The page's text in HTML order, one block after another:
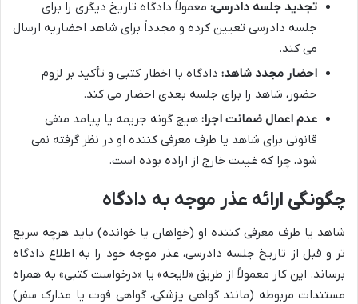
تجدید جلسه دادرسی: معمولاً دادگاه تاریخ دیگری را برای
جلسه دادرسی تعیین کرده و مجدداً برای شاهد احضاریه ارسال
می کند.
احضار مجدد شاهد: دادگاه با اخطار کتبی و تأکید بر لزوم
حضور، شاهد را برای جلسه بعدی احضار می کند.
عدم اعمال ضمانت اجرا: هیچ گونه جریمه یا پیامد منفی
قانونی برای شاهد یا طرف معرفی کننده او در نظر گرفته نمی
شود، چرا که غیبت خارج از اراده بوده است.
چگونگی ارائه عذر موجه به دادگاه
شاهد یا طرف معرفی کننده او (خواهان یا خوانده) باید هرچه سریع
تر و قبل از تاریخ جلسه دادرسی، عذر موجه خود را به اطلاع دادگاه
برساند. این کار معمولاً از طریق «لایحه» یا «درخواست کتبی» به همراه
مستندات مربوطه (مانند گواهی پزشکی، گواهی فوت یا مدارک سفر)